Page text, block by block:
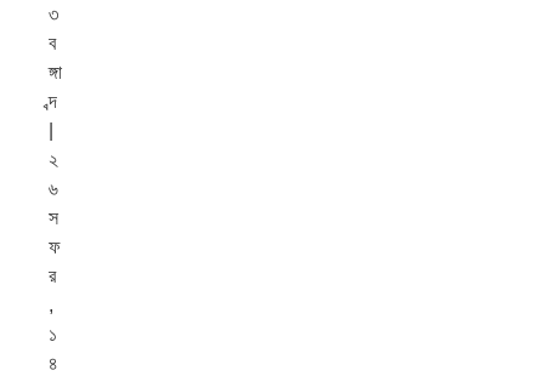
৩
ব
ঙ্গা
ব্দ
২
৬
স
ফ
র
,
১
৪